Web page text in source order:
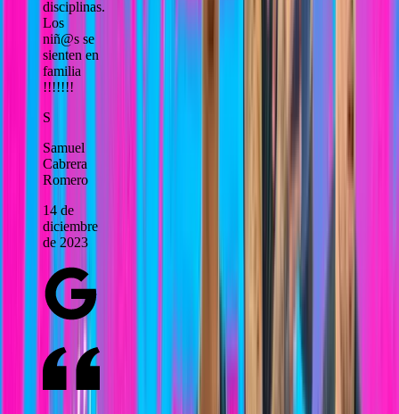
disciplinas.
Los
niñ@s se
sienten en
familia
!!!!!!!
S
Samuel
Cabrera
Romero
14 de
diciembre
de 2023